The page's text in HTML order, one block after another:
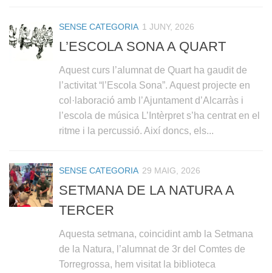
SENSE CATEGORIA 1 JUNY, 2026
L’ESCOLA SONA A QUART
Aquest curs l’alumnat de Quart ha gaudit de
l’activitat “l’Escola Sona”. Aquest projecte en
col·laboració amb l’Ajuntament d’Alcarràs i
l’escola de música L’Intèrpret s’ha centrat en el
ritme i la percussió. Així doncs, els...
SENSE CATEGORIA 29 MAIG, 2026
SETMANA DE LA NATURA A
TERCER
Aquesta setmana, coincidint amb la Setmana
de la Natura, l’alumnat de 3r del Comtes de
Torregrossa, hem visitat la biblioteca